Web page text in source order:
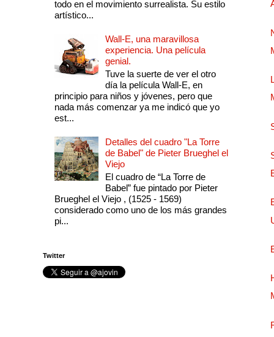
todo en el movimiento surrealista. Su estilo
artístico...
Wall-E, una maravillosa
experiencia. Una película
genial.
Tuve la suerte de ver el otro
día la película Wall-E, en
principio para niños y jóvenes, pero que
nada más comenzar ya me indicó que yo
est...
Detalles del cuadro "La Torre
de Babel" de Pieter Brueghel el
Viejo
El cuadro de “La Torre de
Babel” fue pintado por Pieter
Brueghel el Viejo , (1525 - 1569)
considerado como uno de los más grandes
pi...
Twitter